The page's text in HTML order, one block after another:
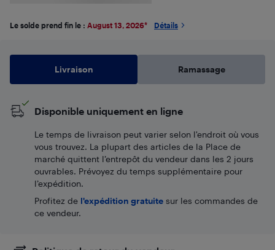
Le solde prend fin le : August 13, 2026* Détails
Livraison Ramassage
Disponible uniquement en ligne
Le temps de livraison peut varier selon l'endroit où vous
vous trouvez. La plupart des articles de la Place de
marché quittent l’entrepôt du vendeur dans les 2 jours
ouvrables. Prévoyez du temps supplémentaire pour
l’expédition.
Profitez de l'expédition gratuite sur les commandes de
ce vendeur.